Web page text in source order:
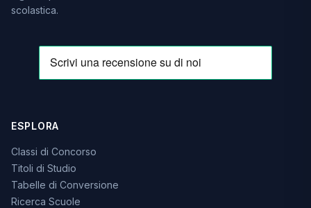
scolastica.
ESPLORA
Classi di Concorso
Titoli di Studio
Tabelle di Conversione
Ricerca Scuole